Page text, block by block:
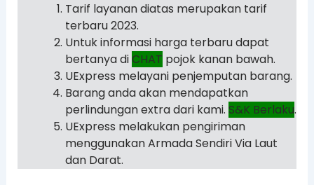
Tarif layanan diatas merupakan tarif
terbaru 2023.
Untuk informasi harga terbaru dapat
bertanya diCHAT pojok kanan bawah.
UExpress melayani penjemputan barang.
Barang anda akan mendapatkan
perlindungan extra dari kami. S&K Berlaku.
UExpress melakukan pengiriman
menggunakan Armada Sendiri Via Laut
dan Darat.